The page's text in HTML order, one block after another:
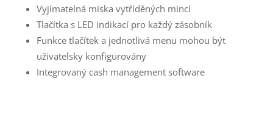
Vyjímatelná miska vytříděných mincí
Tlačítka s LED indikací pro každý zásobník
Funkce tlačítek a jednotlivá menu mohou být
uživatelsky konfigurovány
Integrovaný cash management software